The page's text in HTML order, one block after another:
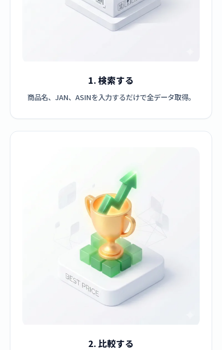
1. 検索する
商品名、JAN、ASINを入力するだけで全データ取得。
2. 比較する